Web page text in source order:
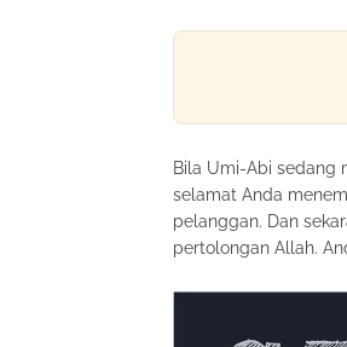
Bila Umi-Abi sedang
selamat Anda
pelanggan. Dan
pertolongan Allah.